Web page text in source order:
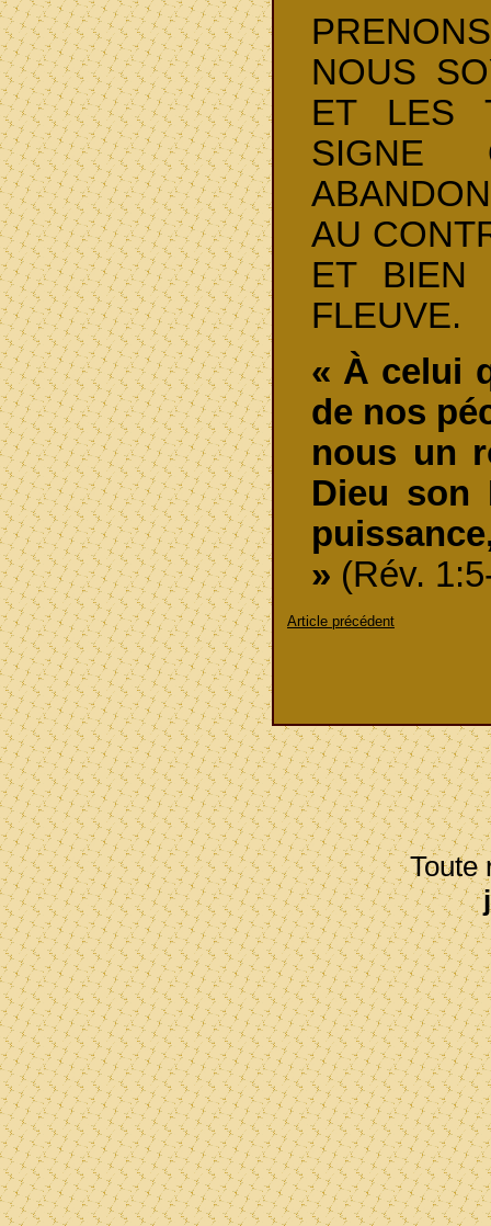
NOUS
ET LES
SIGNE
AU
ET BIEN
FLEUVE.
« À celui
de nos
nous un
Dieu son
» (Rév.
Article précédent
Toute